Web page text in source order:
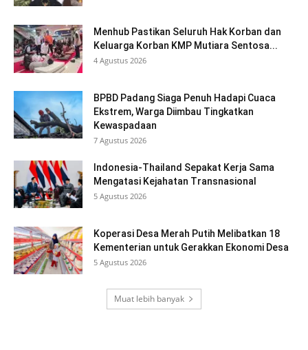
Menhub Pastikan Seluruh Hak Korban dan
Keluarga Korban KMP Mutiara Sentosa...
4 Agustus 2026
BPBD Padang Siaga Penuh Hadapi Cuaca
Ekstrem, Warga Diimbau Tingkatkan
Kewaspadaan
7 Agustus 2026
Indonesia-Thailand Sepakat Kerja Sama
Mengatasi Kejahatan Transnasional
5 Agustus 2026
Koperasi Desa Merah Putih Melibatkan 18
Kementerian untuk Gerakkan Ekonomi Desa
5 Agustus 2026
Muat lebih banyak